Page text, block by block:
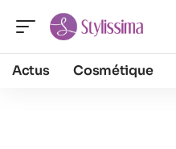
Actus Cosmétique